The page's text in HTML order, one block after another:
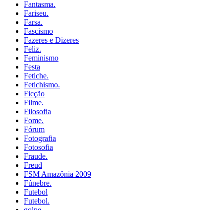
Fantasma.
Fariseu.
Farsa.
Fascismo
Fazeres e Dizeres
Feliz.
Feminismo
Festa
Fetiche.
Fetichismo.
Ficção
Filme.
Filosofia
Fome.
Fórum
Fotografia
Fotosofia
Fraude.
Freud
FSM Amazônia 2009
Fúnebre.
Futebol
Futebol.